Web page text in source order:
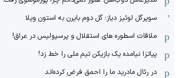
سوپرگل لوئیز دیاز؛ گل دوم بایرن به استون ویلا
ملاقات اسطوره های استقلال و پرسپولیس در عراق!
پیاتزا نیامده یک بازیکن تیم ملی را خط زد!
در رئال مادرید ما را احمق فرض کرده‌اند